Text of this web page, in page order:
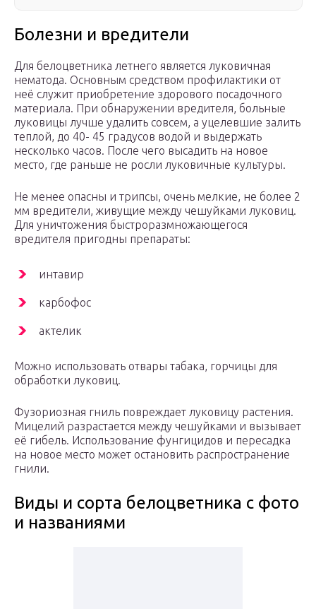
Болезни и вредители
Для белоцветника летнего является луковичная
нематода. Основным средством профилактики от
неё служит приобретение здорового посадочного
материала. При обнаружении вредителя, больные
луковицы лучше удалить совсем, а уцелевшие залить
теплой, до 40- 45 градусов водой и выдержать
несколько часов. После чего высадить на новое
место, где раньше не росли луковичные культуры.
Не менее опасны и трипсы, очень мелкие, не более 2
мм вредители, живущие между чешуйками луковиц.
Для уничтожения быстроразмножающегося
вредителя пригодны препараты:
интавир
карбофос
актелик
Можно использовать отвары табака, горчицы для
обработки луковиц.
Фузориозная гниль повреждает луковицу растения.
Мицелий разрастается между чешуйками и вызывает
её гибель. Использование фунгицидов и пересадка
на новое место может остановить распространение
гнили.
Виды и сорта белоцветника с фото
и названиями